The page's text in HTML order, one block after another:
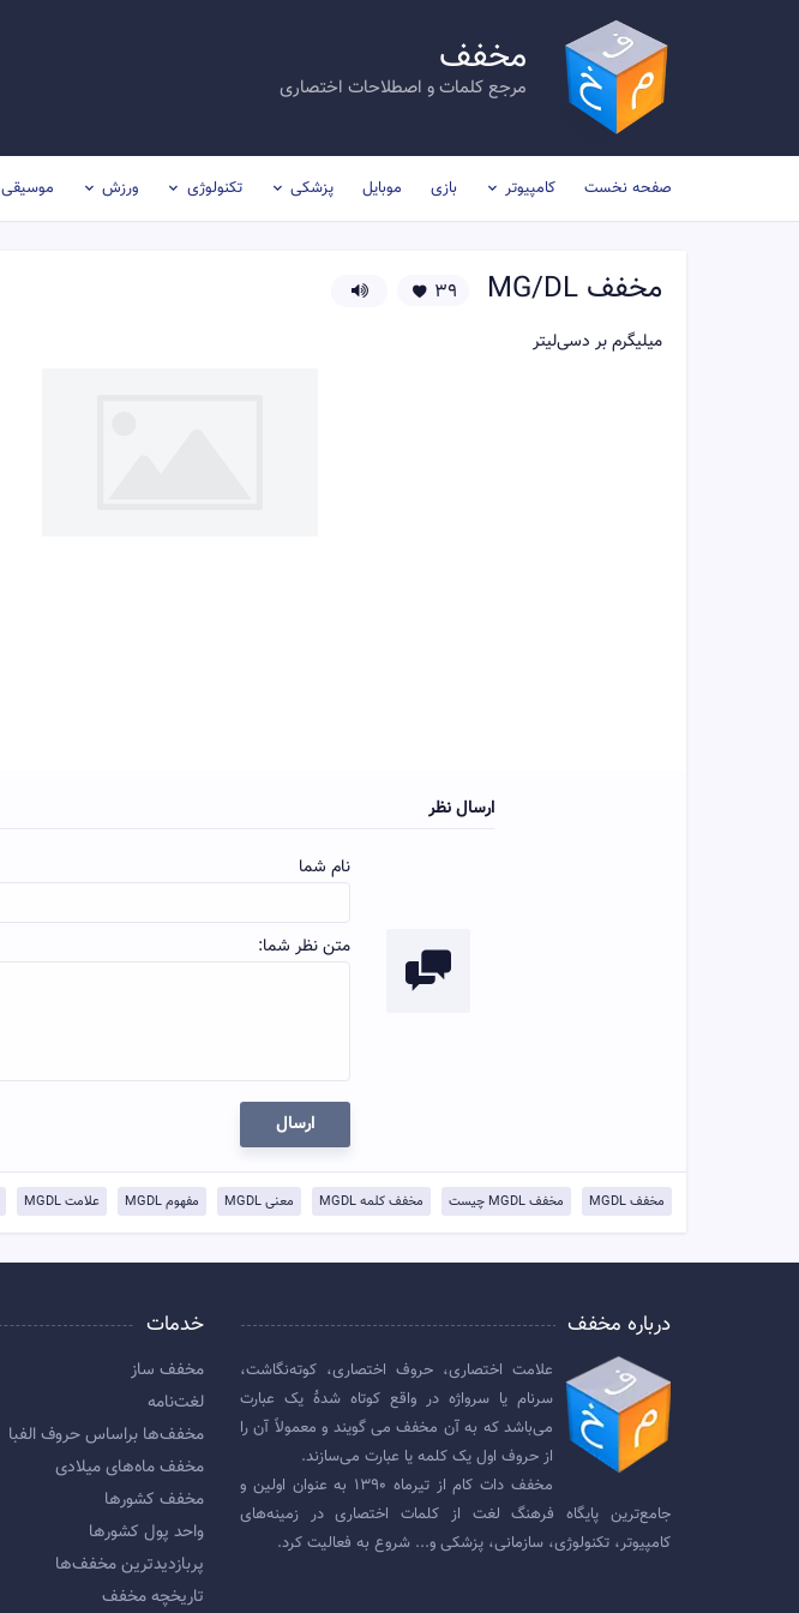
مخفف
مرجع کلمات و اصطلاحات اختصاری
صفحه نخست کامپیوتر بازی موبایل پزشکی تکنولوژی ورزش موسیقی
مخففMG/DL
39
میلیگرم بر دسی‌لیتر
ارسال نظر
نام شما
متن نظر شما:
ارسال
مخفف MGDL مخفف MGDL چیست مخفف کلمه MGDL معنی MGDL مفهوم MGDL علامت MGDL
درباره مخفف
علامت اختصاری، حروف اختصاری، کوته‌نگاشت،
سرنام یا سرواژه در واقع کوتاه شدهٔ یک عبارت
می‌باشد که به آن مخفف می گویند و معمولاً آن را
از حروف اول یک کلمه یا عبارت می‌سازند.
مخفف دات کام از تیرماه ۱۳۹۰ به عنوان اولین و
جامع‌ترین پایگاه فرهنگ لغت از کلمات اختصاری در زمینه‌های
کامپیوتر، تکنولوژی، سازمانی، پزشکی و... شروع به فعالیت کرد.
خدمات
مخفف ساز
لغت‌نامه
مخفف‌ها براساس حروف الفبا
مخفف ماه‌های میلادی
مخفف کشورها
واحد پول کشورها
پربازديدترين مخفف‌ها
تاريخچه مخفف